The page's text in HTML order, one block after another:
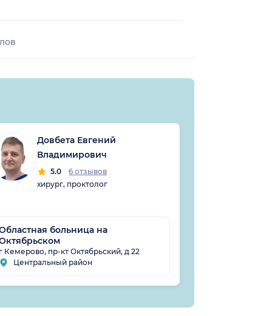
Довбета Евгений
Владимирович
5.0
6 отзывов
хирург, проктолог
больница на
г Кемерово, пр-кт Октябрьский, д 22
Центральный район